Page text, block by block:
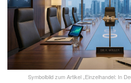
Symbolbild zum Artikel „Einzelhandel: In